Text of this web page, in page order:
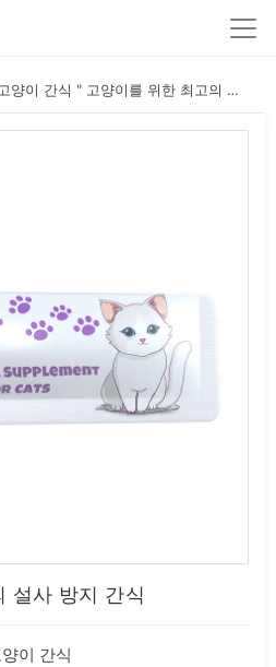
양이 간식 " 고양이를 위한 최고의 설사 방지 간식
설사 방지 간식
이 간식